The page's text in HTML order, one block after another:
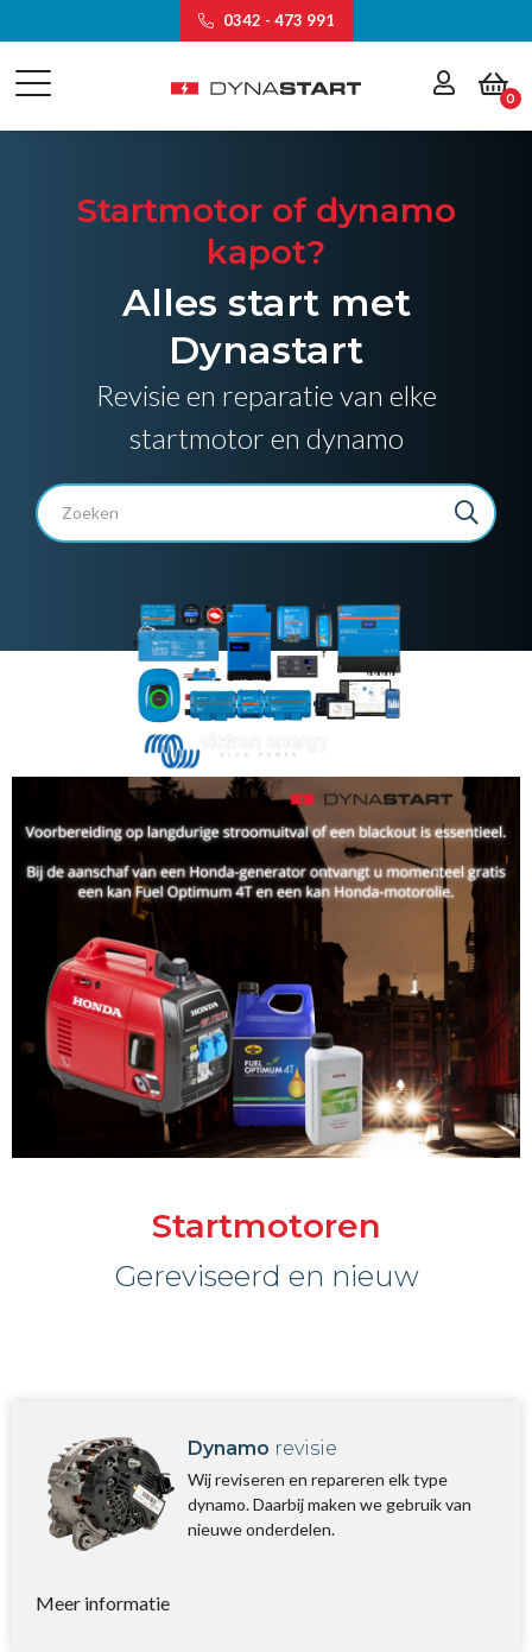
0342 - 473 991
0
Startmotor of dynamo
kapot?
Alles start met
Dynastart
Revisie en reparatie van elke
startmotor en dynamo
Startmotoren
Gereviseerd en nieuw
Dynamo revisie
Wij reviseren en repareren elk type
dynamo. Daarbij maken we gebruik van
nieuwe onderdelen.
Meer informatie